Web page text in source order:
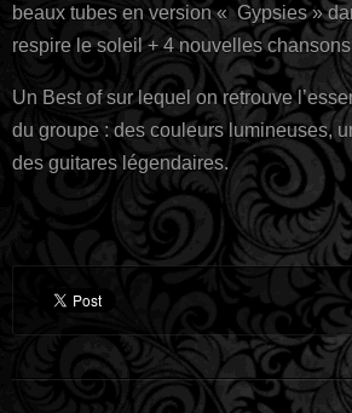
beaux tubes en version « Gypsies »
respire le soleil + 4 nouvelles
Un Best of sur lequel on retrouve
du groupe : des couleurs lumineuses,
des guitares légendaires.